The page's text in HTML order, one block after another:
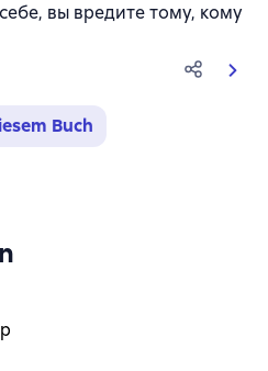
вы вредите тому, кому
Buch